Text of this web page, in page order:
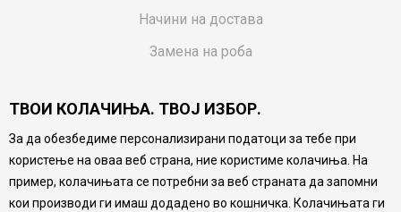
Начини на достава
Замена на роба
Ваучери
Product Finder
FAQs
ТВОИ КОЛАЧИЊА. ТВОЈ ИЗБОР.
За да обезбедиме персонализирани податоци за тебе при
користење на оваа веб страна, ние користиме колачиња. На
пример, колачињата се потребни за веб страната да запомни
кои производи ги имаш додадено во кошничка. Колачињата ги